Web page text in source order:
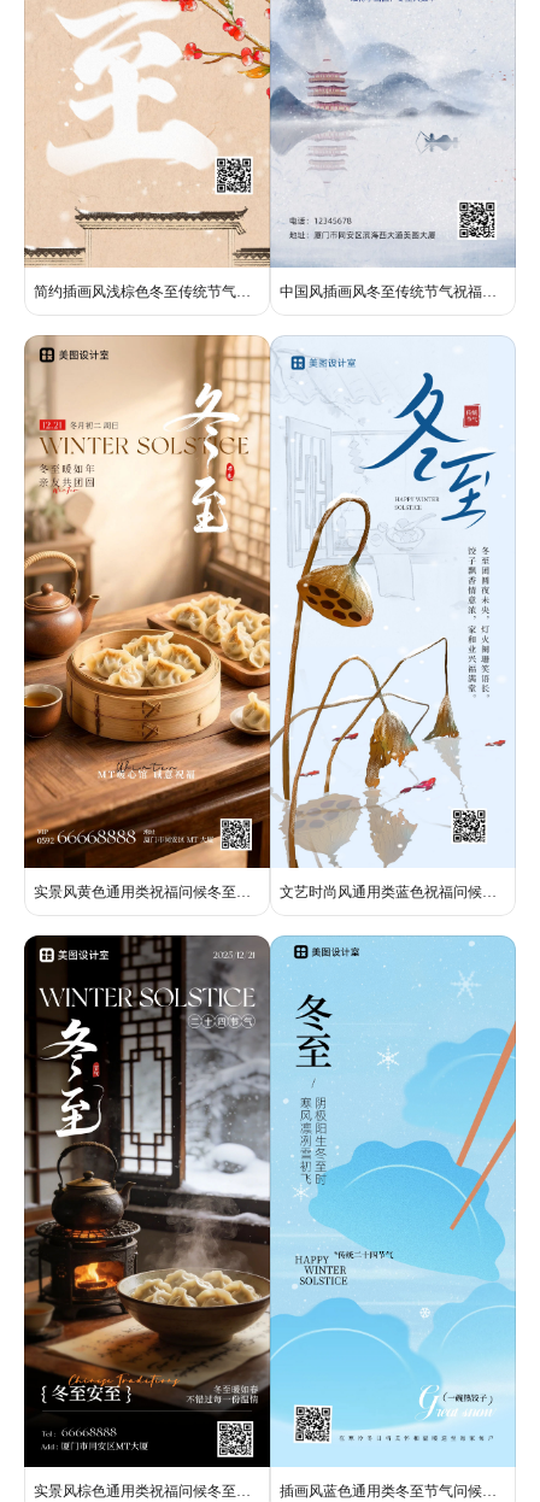
简约插画风浅棕色冬至传统节气祝福问候全屏手机海报
实景风棕色通用类祝福问候冬至祝福手机全屏海报
中国风插画风冬至传统节气祝福问候全屏手机海报
插画风蓝色通用类冬至节气问候祝福手机全屏海报